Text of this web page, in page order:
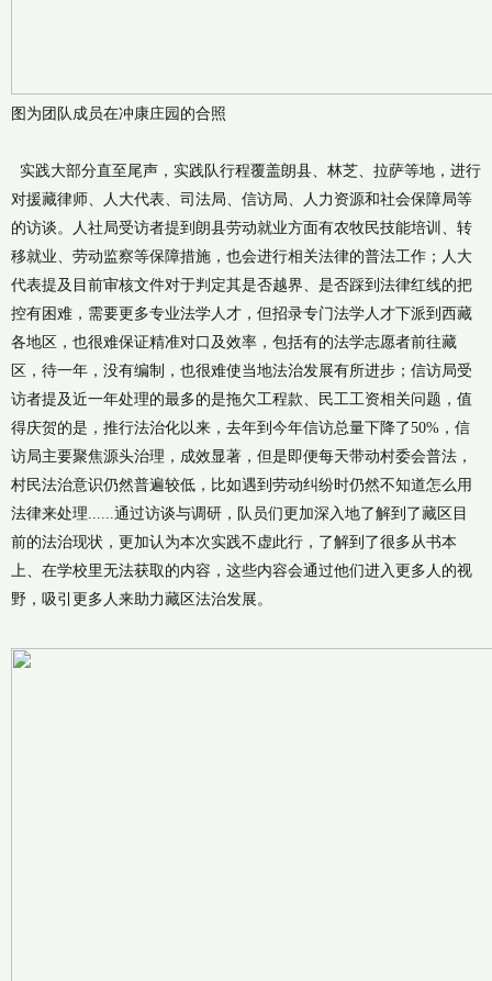
图为团队成员在冲康庄园的合照
实践大部分直至尾声，实践队行程覆盖朗县、林芝、拉萨等地，进行
对援藏律师、人大代表、司法局、信访局、人力资源和社会保障局等
的访谈。人社局受访者提到朗县劳动就业方面有农牧民技能培训、转
移就业、劳动监察等保障措施，也会进行相关法律的普法工作；人大
代表提及目前审核文件对于判定其是否越界、是否踩到法律红线的把
控有困难，需要更多专业法学人才，但招录专门法学人才下派到西藏
各地区，也很难保证精准对口及效率，包括有的法学志愿者前往藏
区，待一年，没有编制，也很难使当地法治发展有所进步；信访局受
访者提及近一年处理的最多的是拖欠工程款、民工工资相关问题，值
得庆贺的是，推行法治化以来，去年到今年信访总量下降了50%，信
访局主要聚焦源头治理，成效显著，但是即便每天带动村委会普法，
村民法治意识仍然普遍较低，比如遇到劳动纠纷时仍然不知道怎么用
法律来处理......通过访谈与调研，队员们更加深入地了解到了藏区目
前的法治现状，更加认为本次实践不虚此行，了解到了很多从书本
上、在学校里无法获取的内容，这些内容会通过他们进入更多人的视
野，吸引更多人来助力藏区法治发展。